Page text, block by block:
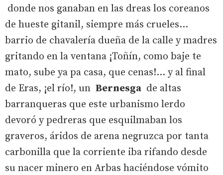
donde nos ganaban en las dreas los coreanos
de hueste gitanil, siempre más crueles...
barrio de chavalería dueña de la calle y madres
gritando en la ventana ¡Toñín, como baje te
mato, sube ya pa casa, que cenas!... y al final
de Eras, ¡el río!, un Bernesga de altas
barranqueras que este urbanismo lerdo
devoró y pedreras que esquilmaban los
graveros, áridos de arena negruzca por tanta
carbonilla que la corriente iba rifando desde
su nacer minero en Arbas haciéndose vómito